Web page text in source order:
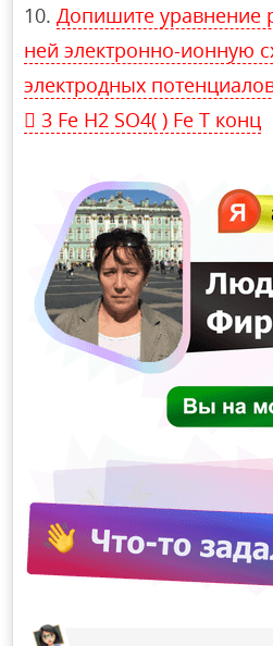
Допишите уравнение
ней электронно-ионную
электродных
 3 Fe H2 SO4( ) Fe T конц